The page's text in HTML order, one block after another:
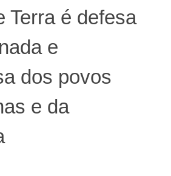
Terra é defesa
e
dos povos
e da